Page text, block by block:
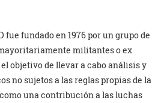
fue fundado en 1976 por un grupo de
militantes o ex
objetivo de llevar a cabo análisis y
no sujetos a las reglas propias de la
una contribución a las luchas